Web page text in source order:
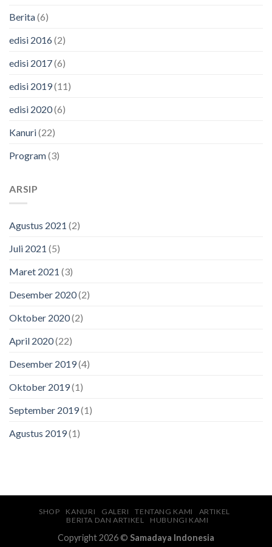
Berita(6)
edisi 2016(2)
edisi 2017(6)
edisi 2019(11)
edisi 2020(6)
Kanuri(22)
Program(3)
ARSIP
Agustus 2021 (2)
Juli 2021 (5)
Maret 2021 (3)
Desember 2020(2)
Oktober 2020(2)
April 2020(22)
Desember 2019(4)
Oktober 2019(1)
September 2019(1)
Agustus 2019(1)
SHOP KANURI GALERI TENTANG KAMI
ARTIKEL
BERITA DAN ARTIKEL
HUBUNGI KAMI
Copyright 2026 © Samadaya Indonesia